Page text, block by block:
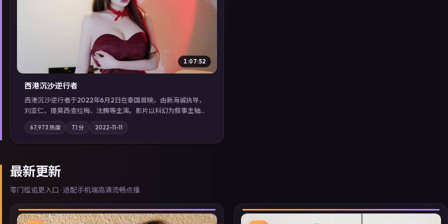
▶
1:07:52
西港沉沙·逆行者
西港沉沙·逆行者于2022年6月2日在泰国首映，由新海诚执导，
刘亚仁、提莫西·查拉梅、沈腾等主演。影片以科幻为叙事主轴，
失踪人口档案牵出跨国灰色产业链；摄影与配乐强化地域气质；
站内亦可通过「国产免费观看高清电视剧在线看」延展检索同类
型高分佳作，畅享高清在线追剧体验。
67,973 热度 7.1 分 2022-11-11
最新更新
零门槛追更入口 · 适配手机端高清流畅点播